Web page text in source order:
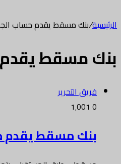
الرئيسية/بنك مسقط يقدم حساب
بنك مسقط يقدم
فريق التحرير
0
بنك مسقط يقدم